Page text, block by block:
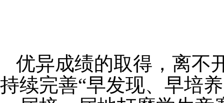
优异成绩的取得，离不
持续完善“早发现、早培